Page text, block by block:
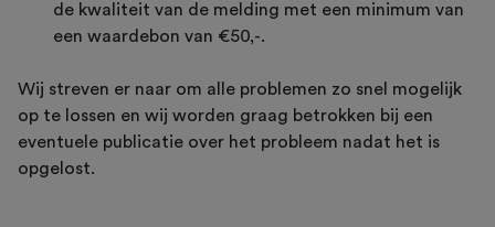
de kwaliteit van de melding met een minimum van
een waardebon van €50,-.
Wij streven er naar om alle problemen zo snel mogelijk
op te lossen en wij worden graag betrokken bij een
eventuele publicatie over het probleem nadat het is
opgelost.